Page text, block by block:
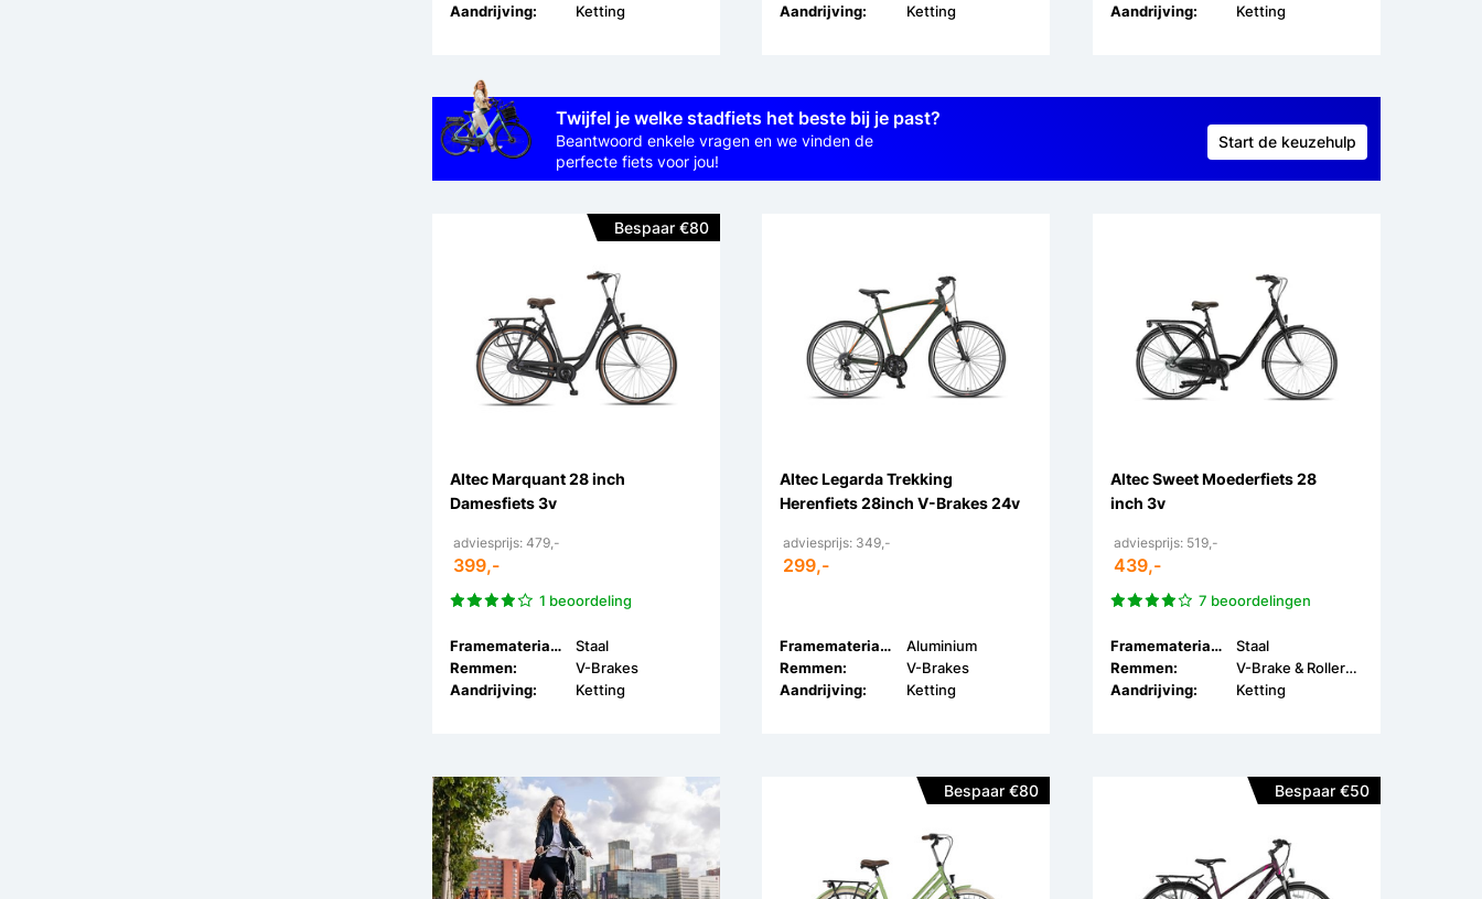
Aandrijving:
Ketting
Aandrijving:
Ketting
Aandrijving:
Ketting
Twijfel je welke stadfiets het beste bij je past?
Beantwoord enkele vragen en we vinden de
perfecte fiets voor jou!
Start de keuzehulp
Bespaar €80
Altec Marquant 28 inch
Damesfiets 3v
adviesprijs: 479,-
399,-
1 beoordeling
Framemateriaal:
Staal
Remmen:
V-Brakes
Aandrijving:
Ketting
Altec Legarda Trekking
Herenfiets 28inch V-Brakes 24v
adviesprijs: 349,-
299,-
Framemateriaal:
Aluminium
Remmen:
V-Brakes
Aandrijving:
Ketting
Altec Sweet Moederfiets 28
inch 3v
adviesprijs: 519,-
439,-
7 beoordelingen
Framemateriaal:
Staal
Remmen:
V-Brake & Rollerbrake
Aandrijving:
Ketting
Bespaar €80 Bespaar €50